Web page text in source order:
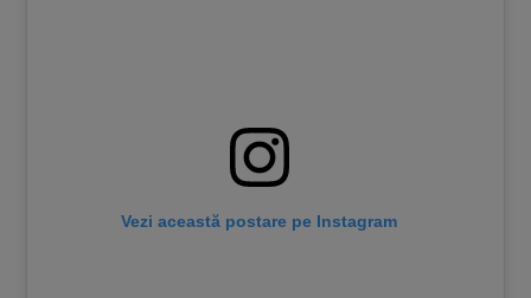
Vezi această postare pe Instagram